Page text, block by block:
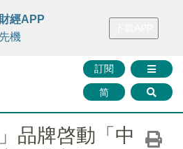
FINMETA 財華證券 媒體矩陣
訂閱
简
經APP
機
品牌啓動「中